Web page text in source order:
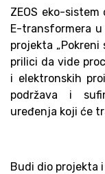
ZEOS eko-
E-transformera
projekta
prilici da vide
i elektronskih
podržava i
uređenja koji će
Budi dio projekta